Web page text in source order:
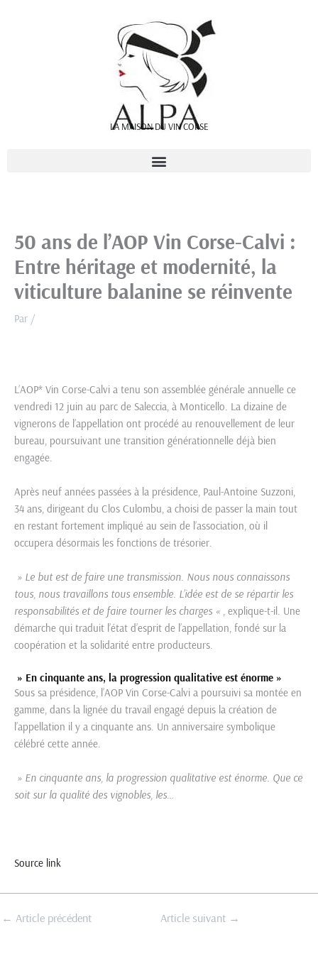
LA MAISON DU VIN CORSE
50 ans de l’AOP Vin Corse-Calvi :
Entre héritage et modernité, la
viticulture balanine se réinvente
Par /
L’AOP* Vin Corse-Calvi a tenu son assemblée générale annuelle ce
vendredi 12 juin au parc de Saleccia, à Monticello. La dizaine de
vignerons de l’appellation ont procédé au renouvellement de leur
bureau, poursuivant une transition générationnelle déjà bien
engagée.
Après neuf années passées à la présidence, Paul-Antoine Suzzoni,
34 ans, dirigeant du Clos Culombu, a choisi de passer la main tout
en restant fortement impliqué au sein de l’association, où il
occupera désormais les fonctions de trésorier.
» Le but est de faire une transmission. Nous nous connaissons
tous, nous travaillons tous ensemble. L’idée est de se répartir les
responsabilités et de faire tourner les charges « , explique-t-il. Une
démarche qui traduit l’état d’esprit de l’appellation, fondé sur la
coopération et la solidarité entre producteurs.
» En cinquante ans, la progression qualitative est énorme »
Sous sa présidence, l’AOP Vin Corse-Calvi a poursuivi sa montée en
gamme, dans la lignée du travail engagé depuis la création de
l’appellation il y a cinquante ans. Un anniversaire symbolique
célébré cette année.
» En cinquante ans, la progression qualitative est énorme. Que ce
soit sur la qualité des vignobles, les…
Source link
← Article précédent Article suivant →